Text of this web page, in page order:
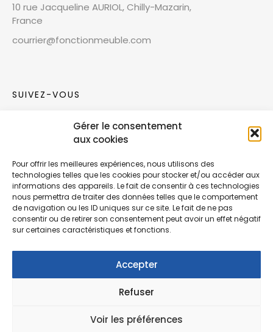
Gérer le consentement
aux cookies
Pour offrir les meilleures expériences, nous utilisons des
technologies telles que les cookies pour stocker et/ou accéder aux
informations des appareils. Le fait de consentir à ces technologies
nous permettra de traiter des données telles que le comportement
de navigation ou les ID uniques sur ce site. Le fait de ne pas
consentir ou de retirer son consentement peut avoir un effet négatif
sur certaines caractéristiques et fonctions.
Accepter
Refuser
Voir les préférences
10 rue Jacqueline AURIOL, Chilly-Mazarin,
France
courrier@fonctionmeuble.com
SUIVEZ-VOUS
Rejoignez notre communauté sur les réseaux
Nouvelles collections, vie de l’équipe ou
inspirations : soyez informés de nos dernières
actualités.
© Copyright Fonction Meuble